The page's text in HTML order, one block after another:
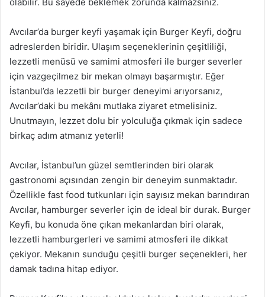
Avcılar’da burger keyfi yaşamak için Burger Keyfi, doğru
adreslerden biridir. Ulaşım seçeneklerinin çeşitliliği,
lezzetli menüsü ve samimi atmosferi ile burger severler
için vazgeçilmez bir mekan olmayı başarmıştır. Eğer
İstanbul’da lezzetli bir burger deneyimi arıyorsanız,
Avcılar’daki bu mekânı mutlaka ziyaret etmelisiniz.
Unutmayın, lezzet dolu bir yolculuğa çıkmak için sadece
birkaç adım atmanız yeterli!
Avcılar, İstanbul’un güzel semtlerinden biri olarak
gastronomi açısından zengin bir deneyim sunmaktadır.
Özellikle fast food tutkunları için sayısız mekan barındıran
Avcılar, hamburger severler için de ideal bir durak. Burger
Keyfi, bu konuda öne çıkan mekanlardan biri olarak,
lezzetli hamburgerleri ve samimi atmosferi ile dikkat
çekiyor. Mekanın sunduğu çeşitli burger seçenekleri, her
damak tadına hitap ediyor.